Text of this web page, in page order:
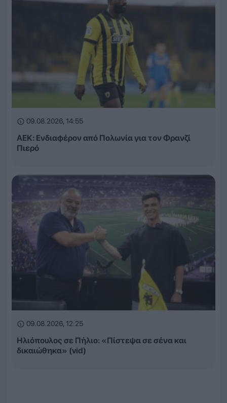
09.08.2026, 14:55
ΑΕΚ: Ενδιαφέρον από Πολωνία για τον Φρανζί
Πιερό
09.08.2026, 12:25
Ηλιόπουλος σε Πήλιο: «Πίστεψα σε σένα και
δικαιώθηκα» (vid)